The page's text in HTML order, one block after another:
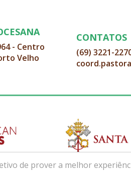
de prover a melhor
- Centro
Velho
CONTATOS
(69) 3221-